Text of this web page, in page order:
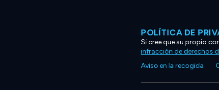
POLÍTICA DE
Si cree que su propio
infracción de derechos
Aviso en la recogida